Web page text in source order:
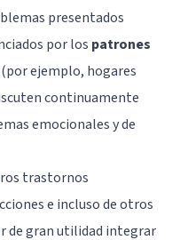
presentados
por los patrones
ejemplo, hogares
continuamente
emocionales y de
trastornos
e incluso de otros
de gran utilidad integrar